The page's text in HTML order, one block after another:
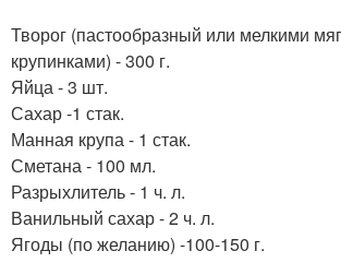
Творог (пастообразный или мелкими
крупинками) - 300 г.
Яйца - 3 шт.
Сахар -1 стак.
Манная крупа - 1 стак.
Сметана - 100 мл.
Разрыхлитель - 1 ч. л.
Ванильный сахар - 2 ч. л.
Ягоды (по желанию) -100-150 г.